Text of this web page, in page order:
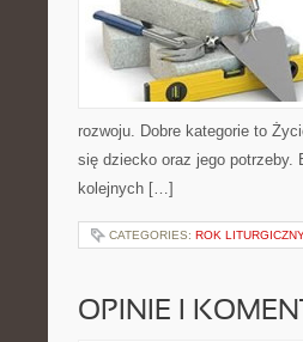
rozwoju. Dobre kategorie to
się dziecko oraz jego potrzeby.
kolejnych […]
CATEGORIES: ROK
OPINIE I